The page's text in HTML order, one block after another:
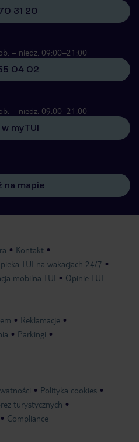
31 20
– niedz. 09:00–21:00
04 02
– niedz. 09:00–21:00
myTUI
na mapie
Kontakt
TUI na wakacjach 24/7
mobilna TUI Opinie TUI
Reklamacje
Parkingi
Polityka cookies
turystycznych
Compliance